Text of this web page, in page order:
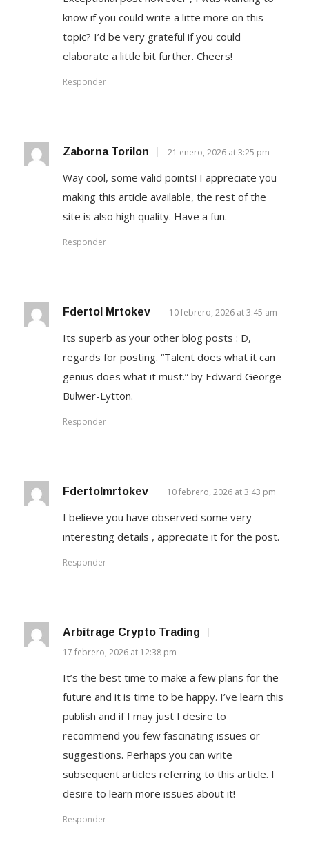
know if you could write a litte more on this
topic? I’d be very grateful if you could
elaborate a little bit further. Cheers!
Responder
Zaborna Torilon 21 enero, 2026 at 3:25 pm
Way cool, some valid points! I appreciate you
making this article available, the rest of the
site is also high quality. Have a fun.
Responder
Fdertol Mrtokev 10 febrero, 2026 at 3:45 am
Its superb as your other blog posts : D,
regards for posting. “Talent does what it can
genius does what it must.” by Edward George
Bulwer-Lytton.
Responder
Fdertolmrtokev 10 febrero, 2026 at 3:43 pm
I believe you have observed some very
interesting details , appreciate it for the post.
Responder
Arbitrage Crypto Trading
17 febrero, 2026 at 12:38 pm
It’s the best time to make a few plans for the
future and it is time to be happy. I’ve learn this
publish and if I may just I desire to
recommend you few fascinating issues or
suggestions. Perhaps you can write
subsequent articles referring to this article. I
desire to learn more issues about it!
Responder